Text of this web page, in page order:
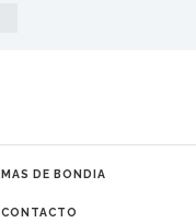
MAS DE BONDIA
CONTACTO